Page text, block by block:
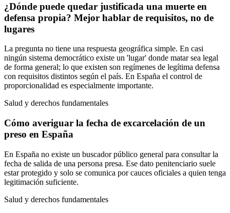
¿Dónde puede quedar justificada una muerte en
defensa propia? Mejor hablar de requisitos, no de
lugares
La pregunta no tiene una respuesta geográfica simple. En casi
ningún sistema democrático existe un 'lugar' donde matar sea legal
de forma general; lo que existen son regímenes de legítima defensa
con requisitos distintos según el país. En España el control de
proporcionalidad es especialmente importante.
Salud y derechos fundamentales
Cómo averiguar la fecha de excarcelación de un
preso en España
En España no existe un buscador público general para consultar la
fecha de salida de una persona presa. Ese dato penitenciario suele
estar protegido y solo se comunica por cauces oficiales a quien tenga
legitimación suficiente.
Salud y derechos fundamentales